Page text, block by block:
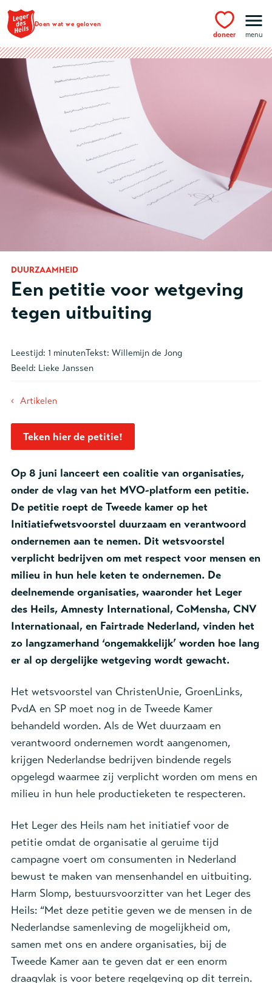
Ga naar hoofdinhoud
Doen wat we geloven
doneer menu
DUURZAAMHEID
Een petitie voor wetgeving
tegen uitbuiting
Leestijd: 1 minutenTekst: Willemijn de Jong
Beeld: Lieke Janssen
‹ Artikelen
Teken hier de petitie!
Op 8 juni lanceert een coalitie van organisaties,
onder de vlag van het MVO-platform een petitie.
De petitie roept de Tweede kamer op het
Initiatiefwetsvoorstel duurzaam en verantwoord
ondernemen aan te nemen. Dit wetsvoorstel
verplicht bedrijven om met respect voor mensen en
milieu in hun hele keten te ondernemen. De
deelnemende organisaties, waaronder het Leger
des Heils, Amnesty International, CoMensha, CNV
Internationaal, en Fairtrade Nederland, vinden het
zo langzamerhand ‘ongemakkelijk’ worden hoe lang
er al op dergelijke wetgeving wordt gewacht.
Het wetsvoorstel van ChristenUnie, GroenLinks,
PvdA en SP moet nog in de Tweede Kamer
behandeld worden. Als de Wet duurzaam en
verantwoord ondernemen wordt aangenomen,
krijgen Nederlandse bedrijven bindende regels
opgelegd waarmee zij verplicht worden om mens en
milieu in hun hele productieketen te respecteren.
Het Leger des Heils nam het initiatief voor de
petitie omdat de organisatie al geruime tijd
campagne voert om consumenten in Nederland
bewust te maken van mensenhandel en uitbuiting.
Harm Slomp, bestuursvoorzitter van het Leger des
Heils: “Met deze petitie geven we de mensen in de
Nederlandse samenleving de mogelijkheid om,
samen met ons en andere organisaties, bij de
Tweede Kamer aan te geven dat er een enorm
draagvlak is voor betere regelgeving op dit terrein.